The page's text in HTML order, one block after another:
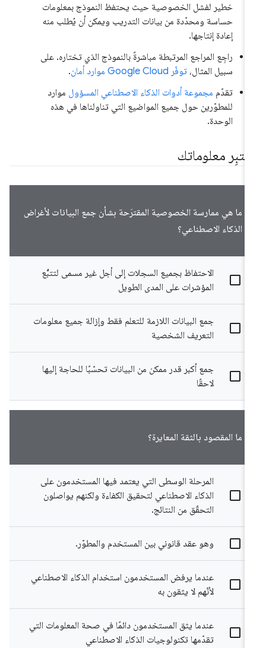
خطير لفشل الخصوصية حيث يحتفظ النموذج بمعلومات
حساسة ومحدّدة من بيانات التدريب ويمكن أن يُطلب منه
إعادة إنتاجها.
راجِع المراجع المرتبطة مباشرةً بالنموذج الذي تختاره. على
سبيل المثال،توفّر Google Cloud موارد أمان
.
تقدّممجموعة أدوات الذكاء الاصطناعي المسؤولموارد
للمطوّرين حول جميع المواضيع التي تناولناها في هذه
الوحدة.
معلوماتك
ما هي ممارسة الخصوصية المقترَحة بشأن جمع البيانات لأغراض
الذكاء الاصطناعي؟
الاحتفاظ بجميع السجلات إلى أجل غير مسمى لتتبُّع
المؤشرات على المدى الطويل
جمع البيانات اللازمة للتعلم فقط وإزالة جميع معلومات
التعريف الشخصية
جمع أكبر قدر ممكن من البيانات تحسّبًا للحاجة إليها
لاحقًا
ما المقصود بالثقة المعايرة؟
المرحلة الوسطى التي يعتمد فيها المستخدمون على
الذكاء الاصطناعي لتحقيق الكفاءة ولكنهم يواصلون
التحقّق من النتائج.
وهو عقد قانوني بين المستخدم والمطوّر.
عندما يرفض المستخدمون استخدام الذكاء الاصطناعي
لأنّهم لا يثقون به
عندما يثق المستخدمون دائمًا في صحة المعلومات التي
تقدّمها تكنولوجيات الذكاء الاصطناعي